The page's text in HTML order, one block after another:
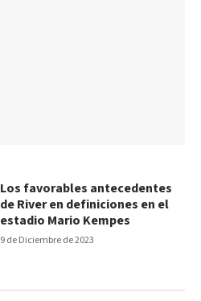
9 de Diciembre de 2023
Los favorables antecedentes
de River en definiciones en el
estadio Mario Kempes